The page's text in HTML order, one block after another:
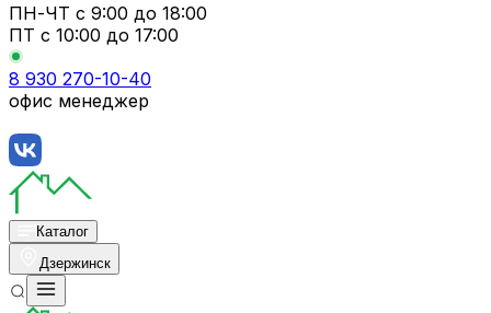
ПН-ЧТ с 9:00 до 18:00
ПТ с 10:00 до 17:00
8 930 270-10-40
офис менеджер
Каталог
Дзержинск